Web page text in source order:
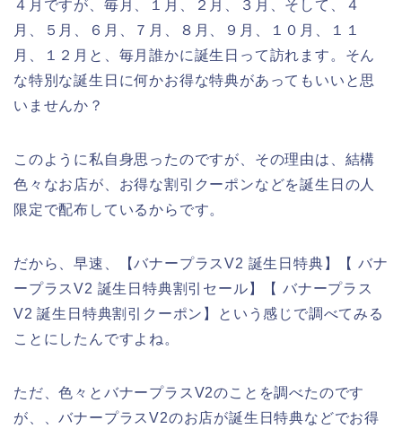
４月ですが、毎月、１月、２月、３月、そして、４
月、５月、６月、７月、８月、９月、１０月、１１
月、１２月と、毎月誰かに誕生日って訪れます。そん
な特別な誕生日に何かお得な特典があってもいいと思
いませんか？
このように私自身思ったのですが、その理由は、結構
色々なお店が、お得な割引クーポンなどを誕生日の人
限定で配布しているからです。
だから、早速、【バナープラスV2 誕生日特典】【 バナ
ープラスV2 誕生日特典割引セール】【 バナープラス
V2 誕生日特典割引クーポン】という感じで調べてみる
ことにしたんですよね。
ただ、色々とバナープラスV2のことを調べたのです
が、、バナープラスV2のお店が誕生日特典などでお得